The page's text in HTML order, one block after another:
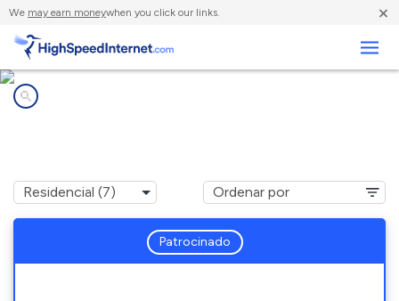
We may earn moneywhen you click our links. ×
Patrocinado